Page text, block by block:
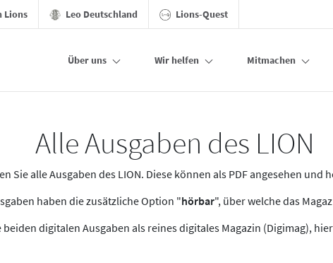
Lions Leo Deutschland Lions-Quest
Über uns Wir helfen Mitmachen
Alle Ausgaben des LION
Sie alle Ausgaben des LION. Diese können als PDF angesehen und
haben die zusätzliche Option "hörbar", über welche das
digitalen Ausgaben als reines digitales Magazin (Digimag),